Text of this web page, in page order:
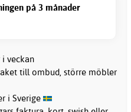
på 3 månader
i veckan
till ombud, större möbler
i Sverige